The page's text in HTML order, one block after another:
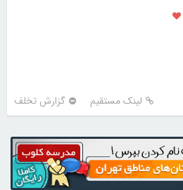
لینک مستقیم گزارش تخلف